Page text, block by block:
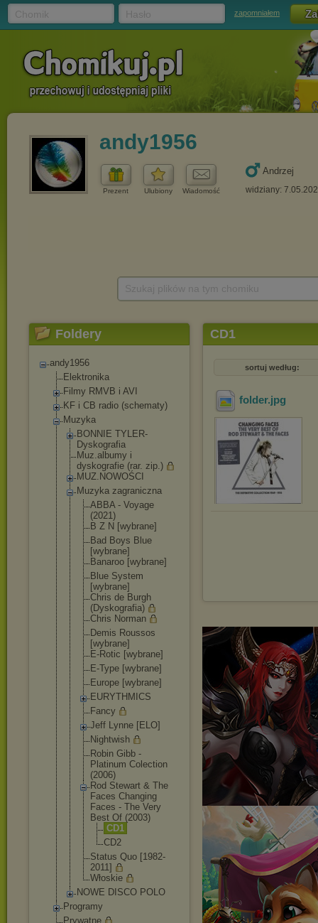
zapomniałem
andy1956
Prezent Ulubiony Wiadomość
Andrzej
widziany:
Foldery
andy1956
Elektronika
Filmy RMVB i AVI
KF i CB radio (schematy)
Muzyka
BONNIE TYLER-
Dyskografia
Muz.albumy i
dyskografie (rar. zip.)
MUZ.NOWOŚCI
Muzyka zagraniczna
ABBA - Voyage
(2021)
B Z N [wybrane]
Bad Boys Blue
[wybrane]
Banaroo [wybrane]
Blue System
[wybrane]
Chris de Burgh
(Dyskografia)
Chris Norman
Demis Roussos
[wybrane]
E-Rotic [wybrane]
E-Type [wybrane]
Europe [wybrane]
EURYTHMICS
Fancy
Jeff Lynne [ELO]
Nightwish
Robin Gibb -
Platinum Colection
(2006)
Rod Stewart & The
Faces Changing
Faces - The Very
Best Of (2003)
CD1
CD2
Status Quo [1982-
2011]
Włoskie
NOWE DISCO POLO
Programy
Prywatne
CD1
sortuj według:
folder.jpg